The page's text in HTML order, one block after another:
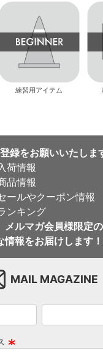
練習用アイテム
録をお願いいたしま
情報
情報
ルやクーポン情報
キング
メルマガ会員様限定の
情報をお届けします！
MAIL MAGAZINE